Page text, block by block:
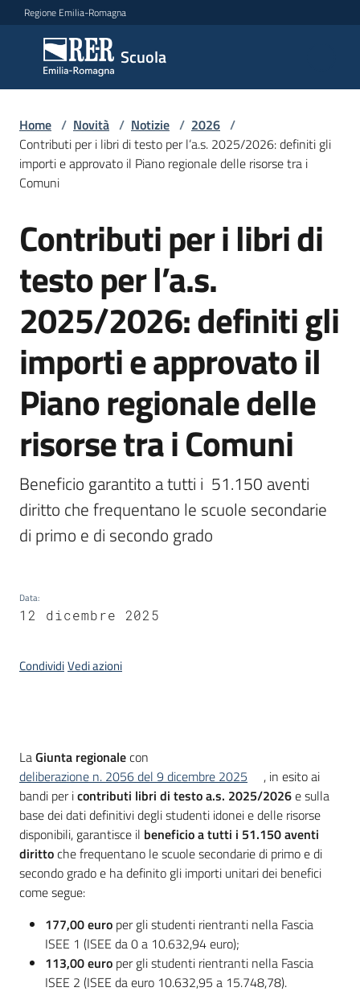
Vai al contenuto
Vai alla navigazione
Vai al footer
Regione Emilia-Romagna
Scuola
Scuola
Argomenti
Novità
Servizi
Leggi,
atti
e
bandi
Piani,
programmi
e
progetti
Seguici
su
Home / Novità / Notizie / 2026 /
Contributi per i libri di testo per l’a.s. 2025/2026: definiti gli
importi e approvato il Piano regionale delle risorse tra i
Comuni
Salta al contenuto
Contributi per i libri di
testo per l’a.s.
2025/2026: definiti gli
importi e approvato il
Piano regionale delle
risorse tra i Comuni
Beneficio garantito a tutti i  51.150 aventi
diritto che frequentano le scuole secondarie
di primo e di secondo grado
Data:
12 dicembre 2025
CondividiVedi azioni
Introduzione
LaGiunta regionalecon
deliberazione n. 2056 del 9 dicembre 2025
, in esito ai
bandi per icontributi libri di testo a.s. 2025/2026e sulla
base dei dati definitivi degli studenti idonei e delle risorse
disponibili, garantisce il beneficio a tutti i 51.150 aventi
dirittoche frequentano le scuole secondarie di primo e di
secondo grado e ha definito gli importi unitari dei benefici
come segue:
177,00 euro per gli studenti rientranti nella Fascia
ISEE 1 (ISEE da 0 a 10.632,94 euro);
113,00 euro per gli studenti rientranti nella Fascia
ISEE 2 (ISEE da euro 10.632,95 a 15.748,78).